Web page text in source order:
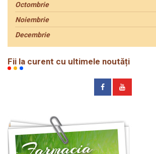
Octombrie
Noiembrie
Decembrie
Fii la curent cu ultimele noutăți